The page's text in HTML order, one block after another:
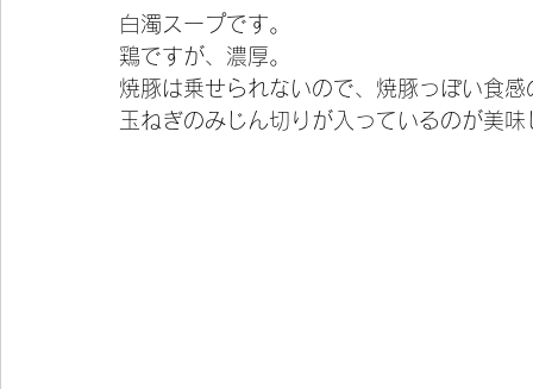
白濁スープです。
鶏ですが、濃厚。
焼豚は乗せられないので、焼豚っぽい食感
玉ねぎのみじん切りが入っているのが美味